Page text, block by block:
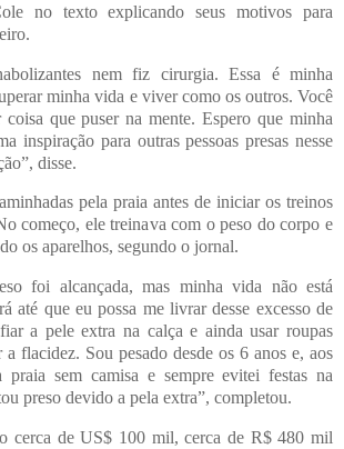
no texto explicando seus motivos para
nem fiz cirurgia. Essa é minha
minha vida e viver como os outros. Você
que puser na mente. Espero que minha
inspiração para outras pessoas presas nesse
disse.
pela praia antes de iniciar os treinos
começo, ele treinava com o peso do corpo e
os aparelhos, segundo o jornal.
foi alcançada, mas minha vida não está
até que eu possa me livrar desse excesso de
a pele extra na calça e ainda usar roupas
a flacidez. Sou pesado desde os 6 anos e, aos
praia sem camisa e sempre evitei festas na
preso devido a pela extra”, completou.
cerca de US$ 100 mil, cerca de R$ 480 mil